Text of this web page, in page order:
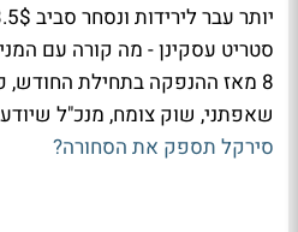
סטריט עסקינן - מה קורה עם
שאפתני, שוק צומח, מנכ"ל
סירקל תספק את הסחורה?